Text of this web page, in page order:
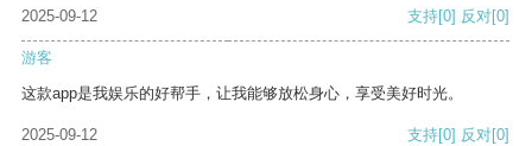
2025-09-12
支持[0] 反对[0]
游客
这款app是我娱乐的好帮手，让我能够放松身心，享受美好时光。
2025-09-12 支持[0] 反对[0]